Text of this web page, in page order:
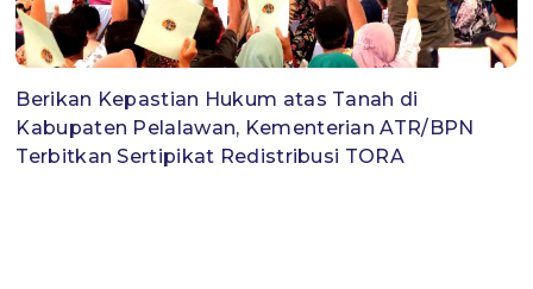
Berikan Kepastian Hukum atas Tanah di
Kabupaten Pelalawan, Kementerian ATR/BPN
Terbitkan Sertipikat Redistribusi TORA